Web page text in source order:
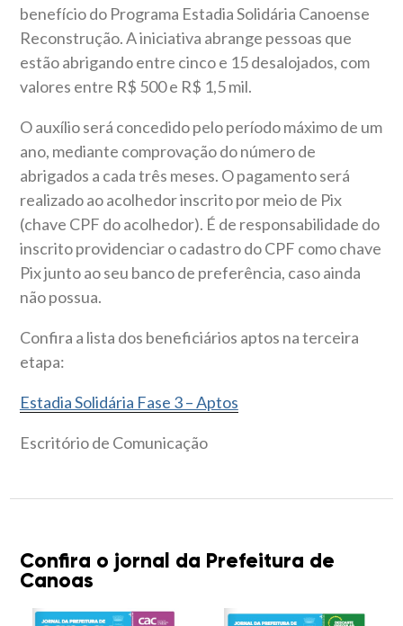
benefício do Programa Estadia Solidária Canoense
Reconstrução. A iniciativa abrange pessoas que
estão abrigando entre cinco e 15 desalojados, com
valores entre R$ 500 e R$ 1,5 mil.
O auxílio será concedido pelo período máximo de um
ano, mediante comprovação do número de
abrigados a cada três meses. O pagamento será
realizado ao acolhedor inscrito por meio de Pix
(chave CPF do acolhedor). É de responsabilidade do
inscrito providenciar o cadastro do CPF como chave
Pix junto ao seu banco de preferência, caso ainda
não possua.
Confira a lista dos beneficiários aptos na terceira
etapa:
Estadia Solidária Fase 3 – Aptos
Escritório de Comunicação
Confira o jornal da Prefeitura de
Canoas